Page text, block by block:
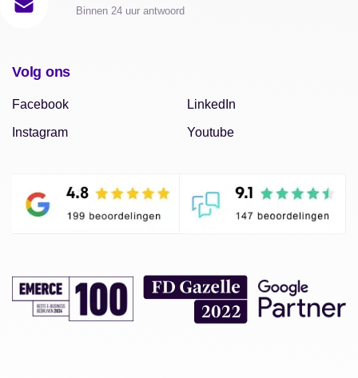
Binnen 24 uur antwoord
Volg ons
Facebook
Instagram
LinkedIn
Youtube